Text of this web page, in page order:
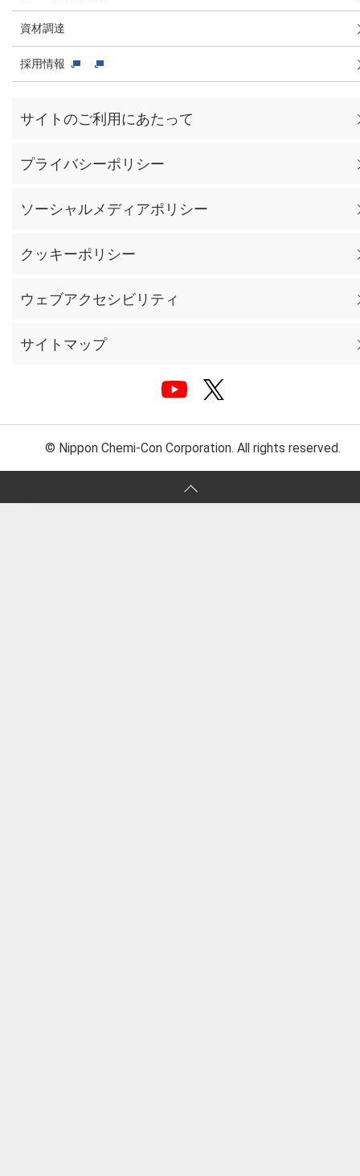
資材調達
採用情報
サイトのご利用にあたって
プライバシーポリシー
ソーシャルメディアポリシー
クッキーポリシー
ウェブアクセシビリティ
サイトマップ
© Nippon Chemi-Con Corporation. All rights reserved.